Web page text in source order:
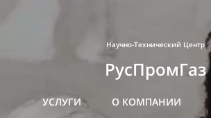
Научно-Технический Центр
РусПромГаз
УСЛУГИ О КОМПАНИИ